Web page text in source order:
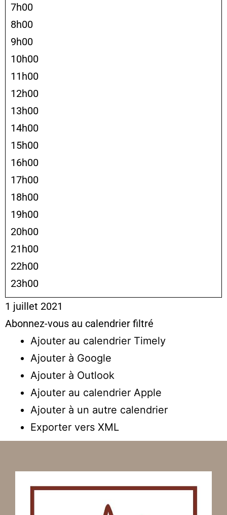
7h00
8h00
9h00
10h00
11h00
12h00
13h00
14h00
15h00
16h00
17h00
18h00
19h00
20h00
21h00
22h00
23h00
1 juillet 2021
Abonnez-vous au calendrier filtré
Ajouter au calendrier Timely
Ajouter à Google
Ajouter à Outlook
Ajouter au calendrier Apple
Ajouter à un autre calendrier
Exporter vers XML